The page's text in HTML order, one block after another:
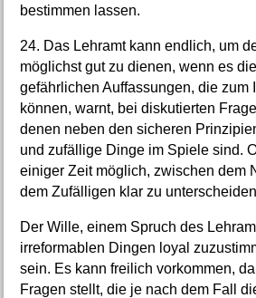
bestimmen lassen.
24. Das Lehramt kann endlich, um
möglichst gut zu dienen, wenn es
gefährlichen Auffassungen, die zum
können, warnt, bei diskutierten
denen neben den sicheren
und zufällige Dinge im Spiele sind.
einiger Zeit möglich, zwischen dem
dem Zufälligen klar zu
Der Wille, einem Spruch des
irreformablen Dingen loyal
sein. Es kann freilich vorkommen,
Fragen stellt, die je nach dem Fall